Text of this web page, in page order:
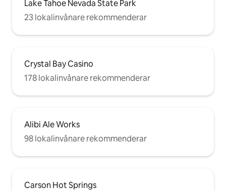
Lake Tahoe Nevada State Park
23 lokalinvånare rekommenderar
Crystal Bay Casino
178 lokalinvånare rekommenderar
Alibi Ale Works
98 lokalinvånare rekommenderar
Carson Hot Springs